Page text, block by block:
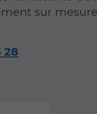
sur
28